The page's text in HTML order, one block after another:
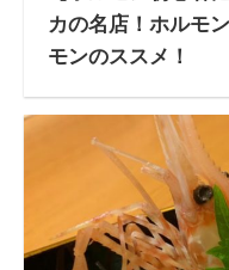
カの名店！ホルモ
モンのススメ！